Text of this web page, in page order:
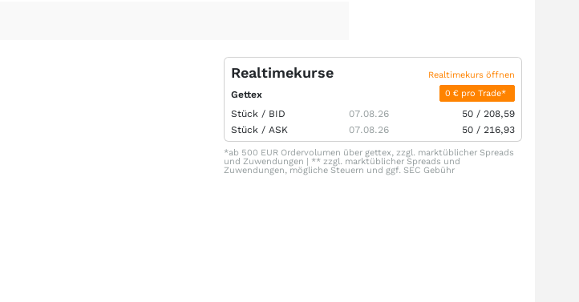
Realtimekurse Realtimekurs öffnen
Gettex 0 € pro Trade*
Stück / BID 07.08.26 50 / 208,59
Stück / ASK 07.08.26 50 / 216,93
*ab 500 EUR Ordervolumen über gettex, zzgl. marktüblicher Spreads
und Zuwendungen | ** zzgl. marktüblicher Spreads und
Zuwendungen, mögliche Steuern und ggf. SEC Gebühr